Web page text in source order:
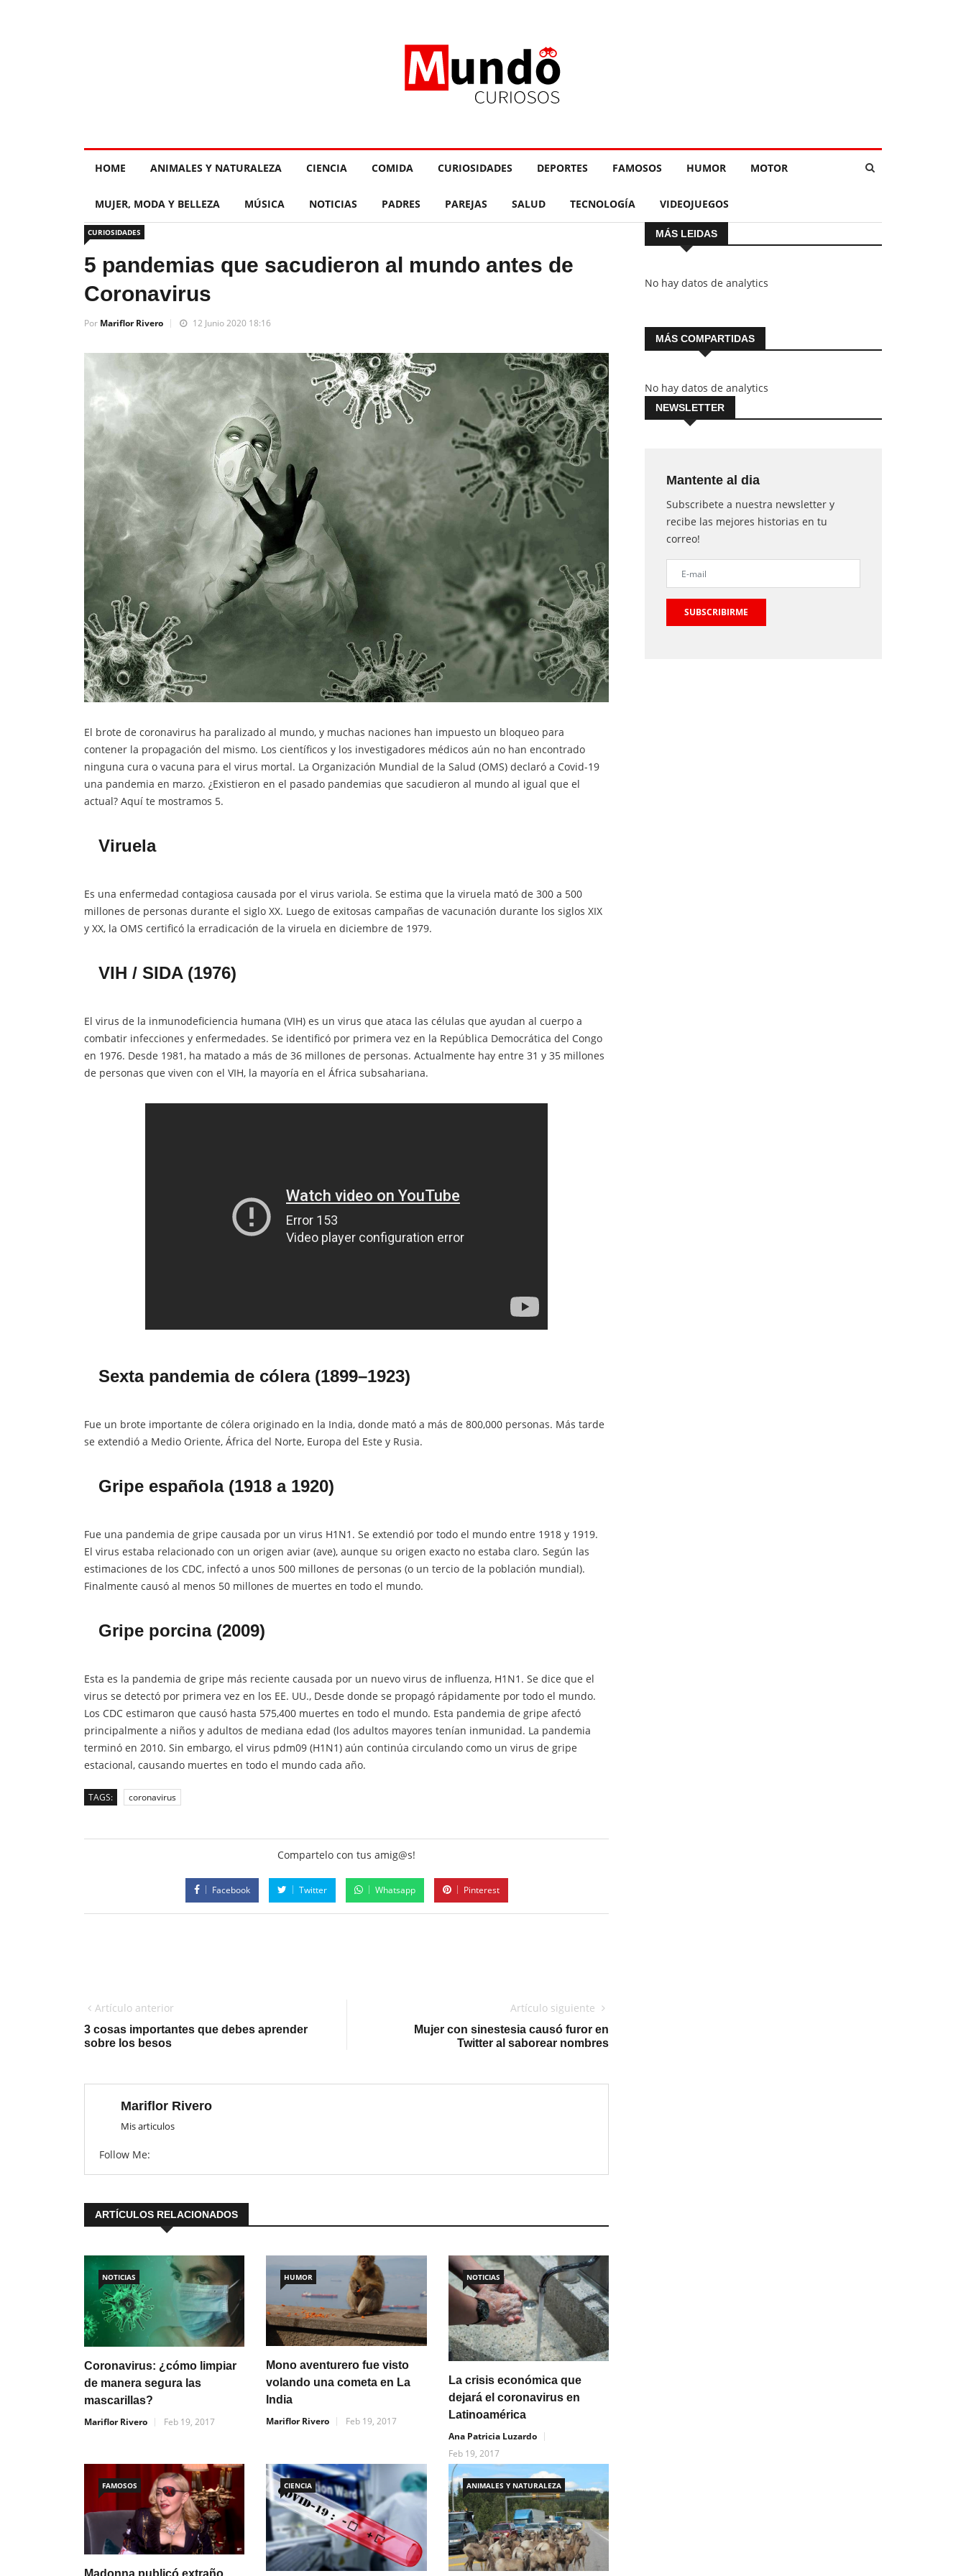
HOME ANIMALES Y NATURALEZA CIENCIA COMIDA CURIOSIDADES DEPORTES FAMOSOS HUMOR MOTOR
MUJER, MODA Y BELLEZA MÚSICA NOTICIAS PADRES PAREJAS SALUD TECNOLOGÍA VIDEOJUEGOS
CURIOSIDADES
5 pandemias que sacudieron al mundo antes de
Coronavirus
Por Mariflor Rivero 12 Junio 2020 18:16
El brote de coronavirus ha paralizado al mundo, y muchas naciones han impuesto un bloqueo para
contener la propagación del mismo. Los científicos y los investigadores médicos aún no han encontrado
ninguna cura o vacuna para el virus mortal. La Organización Mundial de la Salud (OMS) declaró a Covid-19
una pandemia en marzo. ¿Existieron en el pasado pandemias que sacudieron al mundo al igual que el
actual? Aquí te mostramos 5.
Viruela
Es una enfermedad contagiosa causada por el virus variola. Se estima que la viruela mató de 300 a 500
millones de personas durante el siglo XX. Luego de exitosas campañas de vacunación durante los siglos XIX
y XX, la OMS certificó la erradicación de la viruela en diciembre de 1979.
VIH / SIDA (1976)
El virus de la inmunodeficiencia humana (VIH) es un virus que ataca las células que ayudan al cuerpo a
combatir infecciones y enfermedades. Se identificó por primera vez en la República Democrática del Congo
en 1976. Desde 1981, ha matado a más de 36 millones de personas. Actualmente hay entre 31 y 35 millones
de personas que viven con el VIH, la mayoría en el África subsahariana.
Sexta pandemia de cólera (1899–1923)
Fue un brote importante de cólera originado en la India, donde mató a más de 800,000 personas. Más tarde
se extendió a Medio Oriente, África del Norte, Europa del Este y Rusia.
Gripe española (1918 a 1920)
Fue una pandemia de gripe causada por un virus H1N1. Se extendió por todo el mundo entre 1918 y 1919.
El virus estaba relacionado con un origen aviar (ave), aunque su origen exacto no estaba claro. Según las
estimaciones de los CDC, infectó a unos 500 millones de personas (o un tercio de la población mundial).
Finalmente causó al menos 50 millones de muertes en todo el mundo.
Gripe porcina (2009)
Esta es la pandemia de gripe más reciente causada por un nuevo virus de influenza, H1N1. Se dice que el
virus se detectó por primera vez en los EE. UU., Desde donde se propagó rápidamente por todo el mundo.
Los CDC estimaron que causó hasta 575,400 muertes en todo el mundo. Esta pandemia de gripe afectó
principalmente a niños y adultos de mediana edad (los adultos mayores tenían inmunidad. La pandemia
terminó en 2010. Sin embargo, el virus pdm09 (H1N1) aún continúa circulando como un virus de gripe
estacional, causando muertes en todo el mundo cada año.
TAGS: coronavirus
Compartelo con tus amig@s!
Facebook Twitter Whatsapp Pinterest
Artículo anterior
3 cosas importantes que debes aprender
sobre los besos
Artículo siguiente
Mujer con sinestesia causó furor en
Twitter al saborear nombres
Mariflor Rivero
Mis articulos
Follow Me:
ARTÍCULOS RELACIONADOS
NOTICIAS
Coronavirus: ¿cómo limpiar
de manera segura las
mascarillas?
Mariflor Rivero
Feb 19, 2017
HUMOR
Mono aventurero fue visto
volando una cometa en La
India
Mariflor Rivero
Feb 19, 2017
NOTICIAS
La crisis económica que
dejará el coronavirus en
Latinoamérica
Ana Patricia Luzardo
Feb 19, 2017
FAMOSOS
Madonna publicó extraño
CIENCIA ANIMALES Y NATURALEZA
MÁS LEIDAS
No hay datos de analytics
MÁS COMPARTIDAS
No hay datos de analytics
NEWSLETTER
Mantente al dia
Subscribete a nuestra newsletter y
recibe las mejores historias en tu
correo!
SUBSCRIBIRME